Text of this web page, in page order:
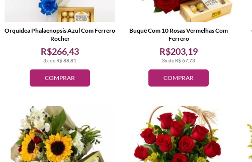
COMPRAR
3x de R$ 88,81
R$266,43
Orquídea Phalaenopsis Azul Com Ferrero
Rocher
COMPRAR
3x de R$ 67,73
R$203,19
Buquê Com 10 Rosas Vermelhas Com
Ferrero